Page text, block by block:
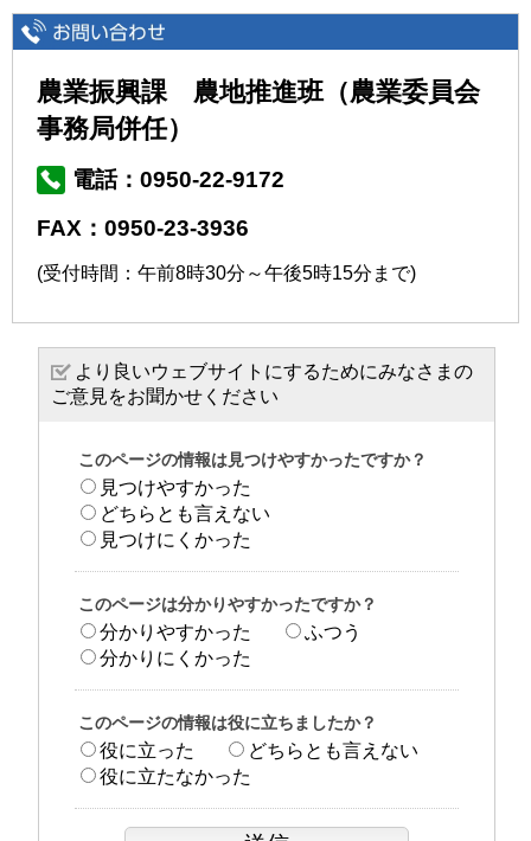
農業振興課 農地推進班（農業委員会
事務局併任）
電話：0950-22-9172
FAX：0950-23-3936
(受付時間：午前8時30分～午後5時15分まで)
より良いウェブサイトにするためにみなさまの
ご意見をお聞かせください
このページの情報は見つけやすかったですか？
見つけやすかった
どちらとも言えない
見つけにくかった
このページは分かりやすかったですか？
分かりやすかった
ふつう
分かりにくかった
このページの情報は役に立ちましたか？
役に立った
どちらとも言えない
役に立たなかった